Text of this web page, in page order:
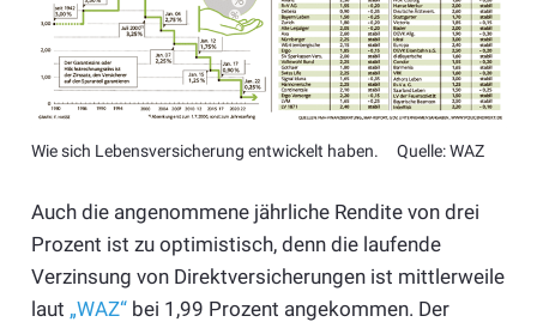
Wie sich Lebensversicherung entwickelt haben. Quelle: WAZ
Auch die angenommene jährliche Rendite von drei
Prozent ist zu optimistisch, denn die laufende
Verzinsung von Direktversicherungen ist mittlerweile
laut „WAZ“bei 1,99 Prozent angekommen. Der